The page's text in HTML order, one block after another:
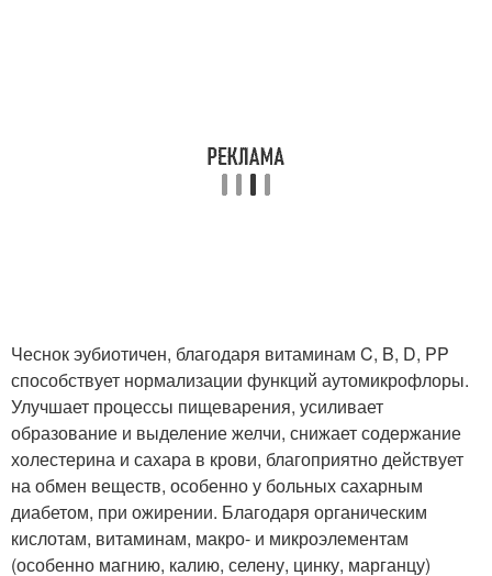
Чеснок эубиотичен, благодаря витаминам C, B, D, PP
способствует нормализации функций аутомикрофлоры.
Улучшает процессы пищеварения, усиливает
образование и выделение желчи, снижает содержание
холестерина и сахара в крови, благоприятно действует
на обмен веществ, особенно у больных сахарным
диабетом, при ожирении. Благодаря органическим
кислотам, витаминам, макро- и микроэлементам
(особенно магнию, калию, селену, цинку, марганцу)